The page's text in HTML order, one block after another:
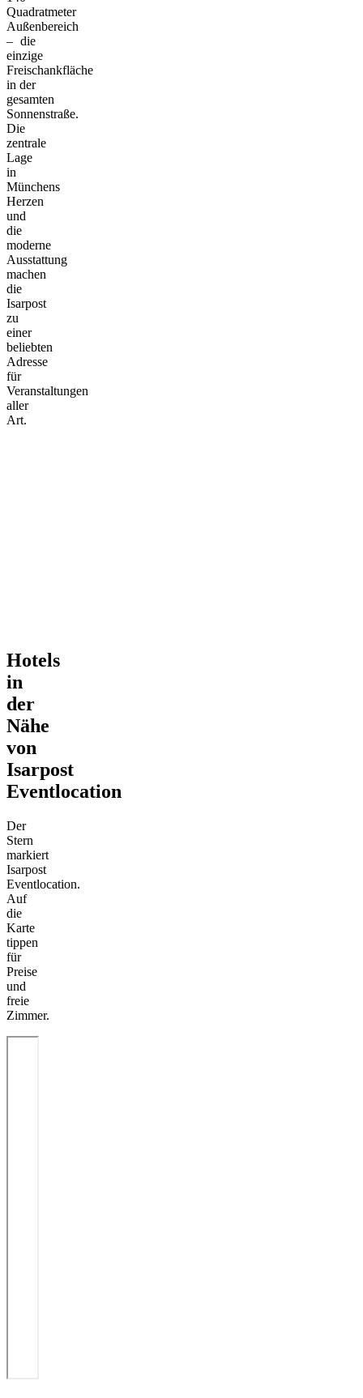
Quadratmeter
Außenbereich
– die
einzige
Freischankfläche
in der
gesamten
Sonnenstraße.
Die
zentrale
Lage
in
Münchens
Herzen
und
die
moderne
Ausstattung
machen
die
Isarpost
zu
einer
beliebten
Adresse
für
Veranstaltungen
aller
Art.
Hotels
in
der
Nähe
von
Isarpost
Eventlocation
Der
Stern
markiert
Isarpost
Eventlocation.
Auf
die
Karte
tippen
für
Preise
und
freie
Zimmer.